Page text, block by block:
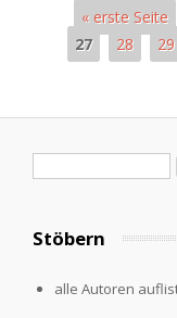
« erste Seite
27
28 29
Stöbern
alle Autoren